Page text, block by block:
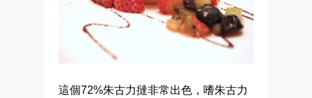
這個72%朱古力撻非常出色，嗜朱古力